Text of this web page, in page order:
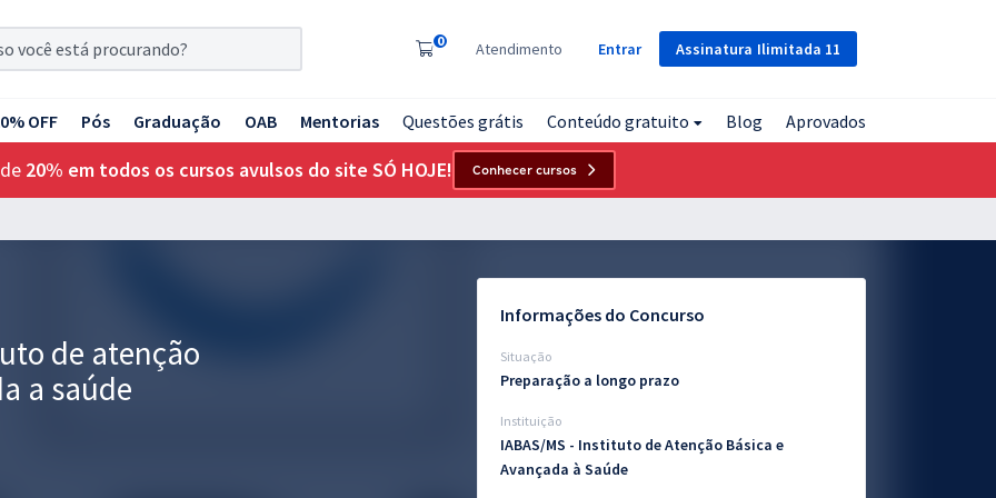
Assinatura Ilimitada 11
0 Atendimento Entrar
OFF Pós Graduação OAB Mentorias Questões grátis Conteúdo gratuito Blog Aprovados
20% em todos os cursos avulsos do site SÓ HOJE! Conhecer cursos
de atenção
a saúde
Informações do Concurso
Situação
Preparação a longo prazo
Instituição
IABAS/MS - Instituto de Atenção Básica e
Avançada à Saúde